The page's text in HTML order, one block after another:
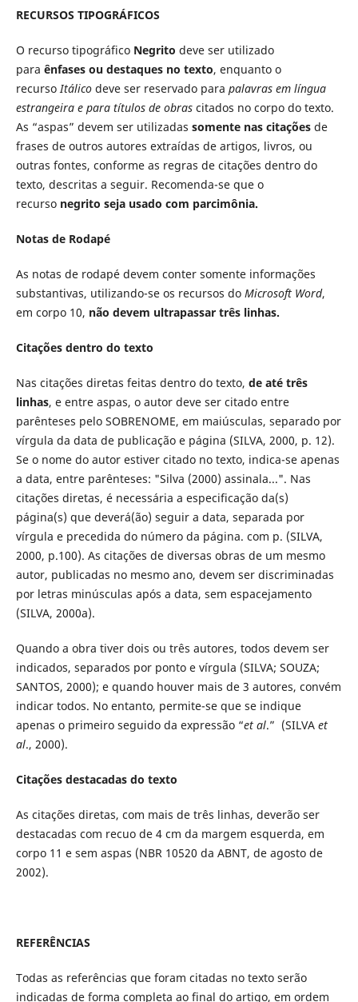
RECURSOS TIPOGRÁFICOS
O recurso tipográfico Negrito deve ser utilizado
para ênfases ou destaques no texto, enquanto o
recursoItálicodeve ser reservado para palavras em língua
estrangeira e para títulos de obrascitados no corpo do texto.
As “aspas” devem ser utilizadas somente nas citações de
frases de outros autores extraídas de artigos, livros, ou
outras fontes, conforme as regras de citações dentro do
texto, descritas a seguir. Recomenda-se que o
recurso negrito seja usado com parcimônia.
Notas de Rodapé
As notas de rodapé devem conter somente informações
substantivas, utilizando-se os recursos do Microsoft Word,
em corpo 10, não devem ultrapassar três linhas.
Citações dentro do texto
Nas citações diretas feitas dentro do texto, de até três
linhas, e entre aspas, o autor deve ser citado entre
parênteses pelo SOBRENOME, em maiúsculas, separado por
vírgula da data de publicação e página (SILVA, 2000, p. 12).
Se o nome do autor estiver citado no texto, indica-se apenas
a data, entre parênteses: "Silva (2000) assinala...". Nas
citações diretas, é necessária a especificação da(s)
página(s) que deverá(ão) seguir a data, separada por
vírgula e precedida do número da página. com p. (SILVA,
2000, p.100). As citações de diversas obras de um mesmo
autor, publicadas no mesmo ano, devem ser discriminadas
por letras minúsculas após a data, sem espacejamento
(SILVA, 2000a).
Quando a obra tiver dois ou três autores, todos devem ser
indicados, separados por ponto e vírgula (SILVA; SOUZA;
SANTOS, 2000); e quando houver mais de 3 autores, convém
indicar todos. No entanto, permite-se que se indique
apenas o primeiro seguido da expressão “et al.” (SILVA et
al., 2000).
Citações destacadas do texto
As citações diretas, com mais de três linhas, deverão ser
destacadas com recuo de 4 cm da margem esquerda, em
corpo 11 e sem aspas (NBR 10520 da ABNT, de agosto de
2002).
REFERÊNCIAS
Todas as referências que foram citadas no texto serão
indicadas de forma completa ao final do artigo, em ordem